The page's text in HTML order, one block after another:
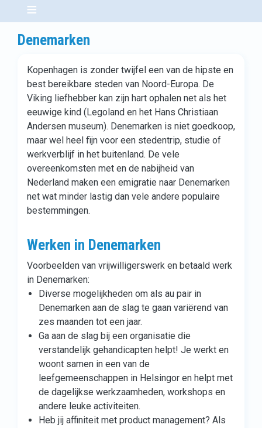
Denemarken
Kopenhagen is zonder twijfel een van de hipste en
best bereikbare steden van Noord-Europa. De
Viking liefhebber kan zijn hart ophalen net als het
eeuwige kind (Legoland en het Hans Christiaan
Andersen museum). Denemarken is niet goedkoop,
maar wel heel fijn voor een stedentrip, studie of
werkverblijf in het buitenland. De vele
overeenkomsten met en de nabijheid van
Nederland maken een emigratie naar Denemarken
net wat minder lastig dan vele andere populaire
bestemmingen.
Werken in Denemarken
Voorbeelden van vrijwilligerswerk en betaald werk
in Denemarken:
Diverse mogelijkheden om als au pair in
Denemarken aan de slag te gaan variërend van
zes maanden tot een jaar.
Ga aan de slag bij een organisatie die
verstandelijk gehandicapten helpt! Je werkt en
woont samen in een van de
leefgemeenschappen in Helsingor en helpt met
de dagelijkse werkzaamheden, workshops en
andere leuke activiteiten.
Heb jij affiniteit met product management? Als